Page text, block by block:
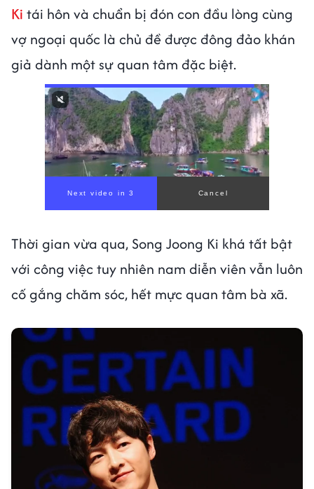
Ki tái hôn và chuẩn bị đón con đầu lòng cùng
vợ ngoại quốc là chủ đề được đông đảo khán
giả dành một sự quan tâm đặc biệt.
Thời gian vừa qua, Song Joong Ki khá tất bật
với công việc tuy nhiên nam diễn viên vẫn luôn
cố gắng chăm sóc, hết mực quan tâm bà xã.